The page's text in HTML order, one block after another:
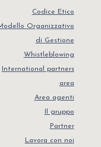
Codice Etico
Organizzativo
di Gestione
Whistleblowing
International partners
area
Area agenti
Il gruppo
Partner
Lavora con noi